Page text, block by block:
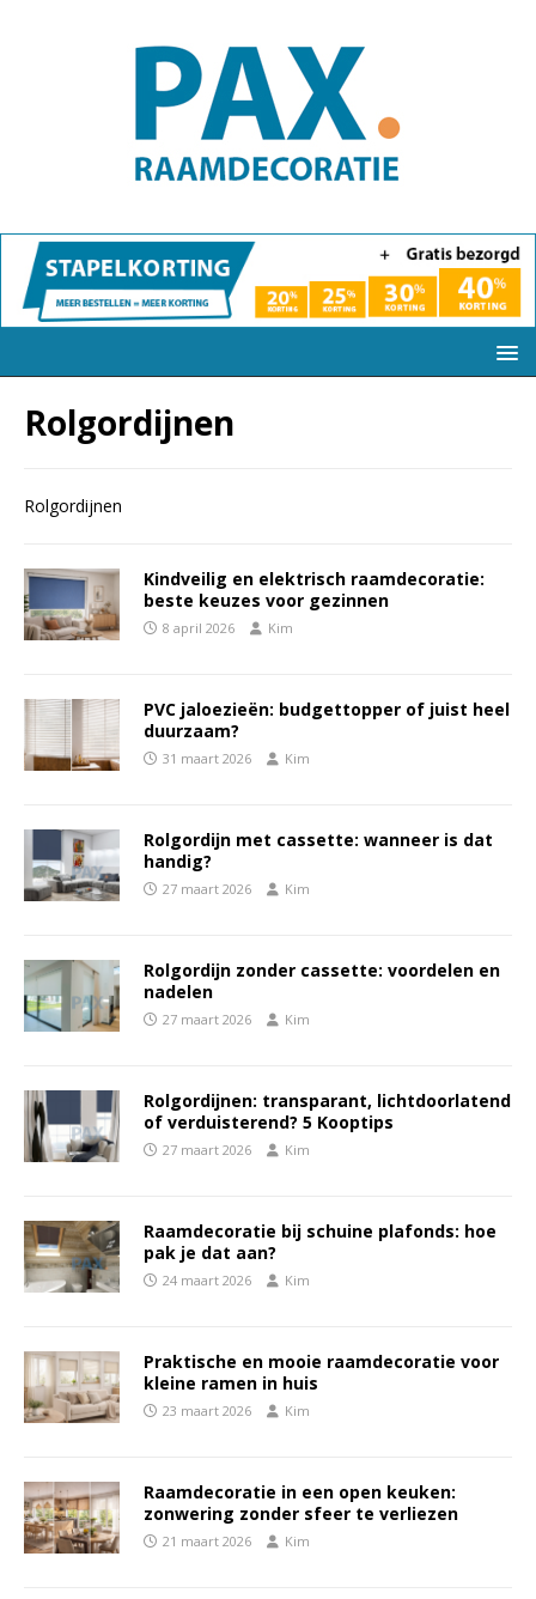
Rolgordijnen
Rolgordijnen
Kindveilig en elektrisch raamdecoratie:
beste keuzes voor gezinnen
8 april 2026 Kim
PVC jaloezieën: budgettopper of juist heel
duurzaam?
31 maart 2026 Kim
Rolgordijn met cassette: wanneer is dat
handig?
27 maart 2026 Kim
Rolgordijn zonder cassette: voordelen en
nadelen
27 maart 2026 Kim
Rolgordijnen: transparant, lichtdoorlatend
of verduisterend? 5 Kooptips
27 maart 2026 Kim
Raamdecoratie bij schuine plafonds: hoe
pak je dat aan?
24 maart 2026 Kim
Praktische en mooie raamdecoratie voor
kleine ramen in huis
23 maart 2026 Kim
Raamdecoratie in een open keuken:
zonwering zonder sfeer te verliezen
21 maart 2026 Kim